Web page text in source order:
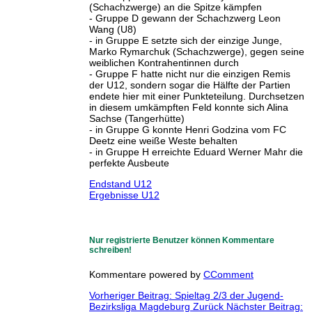
(Schachzwerge) an die Spitze kämpfen
- Gruppe D gewann der Schachzwerg Leon
Wang (U8)
- in Gruppe E setzte sich der einzige Junge,
Marko Rymarchuk (Schachzwerge), gegen seine
weiblichen Kontrahentinnen durch
- Gruppe F hatte nicht nur die einzigen Remis
der U12, sondern sogar die Hälfte der Partien
endete hier mit einer Punkteteilung. Durchsetzen
in diesem umkämpften Feld konnte sich Alina
Sachse (Tangerhütte)
- in Gruppe G konnte Henri Godzina vom FC
Deetz eine weiße Weste behalten
- in Gruppe H erreichte Eduard Werner Mahr die
perfekte Ausbeute
Endstand U12
Ergebnisse U12
Nur registrierte Benutzer können Kommentare
schreiben!
Kommentare powered by CComment
Vorheriger Beitrag: Spieltag 2/3 der Jugend-
Bezirksliga Magdeburg Zurück Nächster Beitrag: